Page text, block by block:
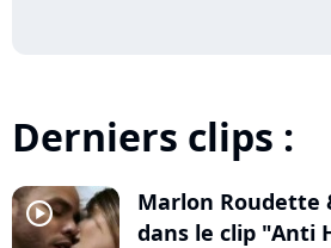
Derniers clips :
player2
Marlon Roudette
dans le clip "Anti